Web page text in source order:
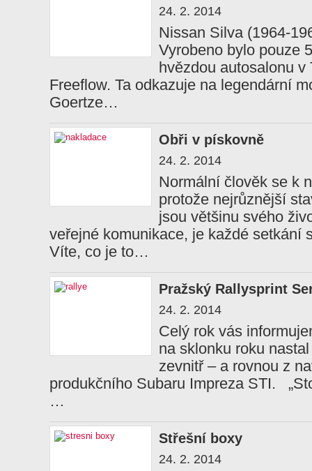
24. 2. 2014
Nissan Silva (1964-
Vyrobeno bylo pouze
hvězdou autosalonu v
Freeflow. Ta odkazuje na legendární
Goertze…
Obři v pískovně
24. 2. 2014
Normální člověk se k
protože nejrůznější
jsou většinu svého
veřejné komunikace, je každé
Víte, co je to…
Pražský Rallysprint
24. 2. 2014
Celý rok vás
na sklonku roku
zevnitř – a rovnou z
produkčního Subaru Impreza STI.
…
Střešní boxy
24. 2. 2014